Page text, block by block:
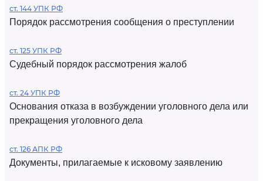
ст. 144 УПК РФ
Порядок рассмотрения сообщения о преступлении
ст. 125 УПК РФ
Судебный порядок рассмотрения жалоб
ст. 24 УПК РФ
Основания отказа в возбуждении уголовного дела или
прекращения уголовного дела
ст. 126 АПК РФ
Документы, прилагаемые к исковому заявлению